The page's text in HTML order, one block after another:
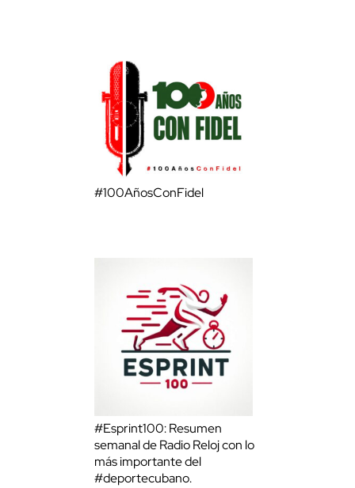
#100AñosConFidel
#Esprint100: Resumen
semanal de Radio Reloj con lo
más importante del
#deportecubano.